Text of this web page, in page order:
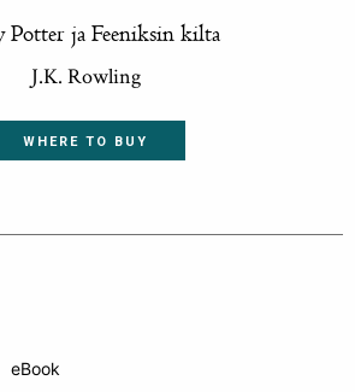
Potter ja Feeniksin kilta
J.K. Rowling
WHERE TO BUY
eBook